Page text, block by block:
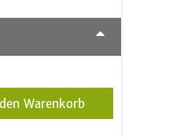
Warenkorb